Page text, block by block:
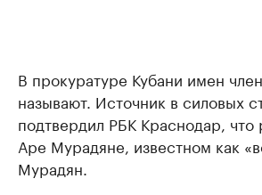
В прокуратуре Кубани имен
называют. Источник в силовых
подтвердил РБК Краснодар, что
Аре Мурадяне, известном как
Мурадян.